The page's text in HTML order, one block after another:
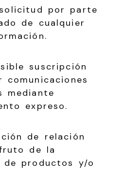
por parte
de cualquier
suscripción
comunicaciones
mediante
expreso.
de relación
de la
de productos y/o